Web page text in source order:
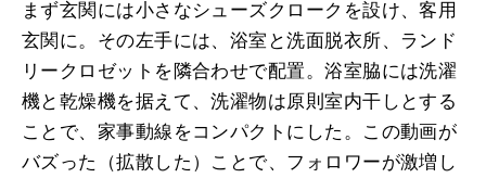
まず玄関には小さなシューズクロークを設け、客用
玄関に。その左手には、浴室と洗面脱衣所、ランド
リークロゼットを隣合わせで配置。浴室脇には洗濯
機と乾燥機を据えて、洗濯物は原則室内干しとする
ことで、家事動線をコンパクトにした。この動画が
バズった（拡散した）ことで、フォロワーが激増し